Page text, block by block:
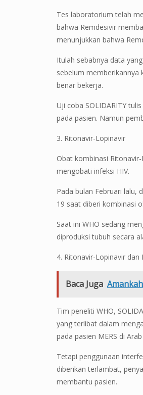
Tes laboratorium telah
bahwa Remdesivir
menunjukkan bahwa
Itulah sebabnya data
sebelum memberikannya
benar bekerja.
Uji coba SOLIDARITY
pada pasien. Namun
3. Ritonavir-Lopinavir
Obat kombinasi
mengobati infeksi HIV.
Pada bulan Februari lalu,
19 saat diberi kombinasi
Saat ini WHO sedang
diproduksi tubuh secara
4. Ritonavir-Lopinavir
Baca Juga
Tim peneliti WHO,
yang terlibat dalam
pada pasien MERS di
Tetapi penggunaan
diberikan terlambat,
membantu pasien.